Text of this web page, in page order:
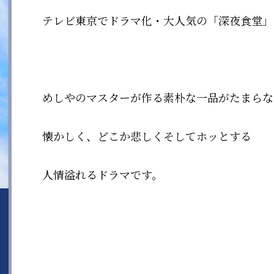
テレビ東京でドラマ化・大人気の「深夜食堂」
めしやのマスターが作る素朴な一品がたまら
懐かしく、どこか悲しくそしてホッとする
人情溢れるドラマです。